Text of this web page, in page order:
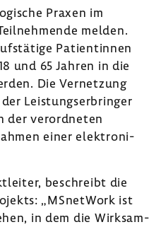
Praxen im
melden.
Pati­en­tinnen
und 65 Jahren in die
Die Vernet­zung
Leis­tungs­er­bringer
der verord­neten
einer elek­tro­ni­
beschreibt die
„MSnet­Work ist
in dem die Wirk­sam­